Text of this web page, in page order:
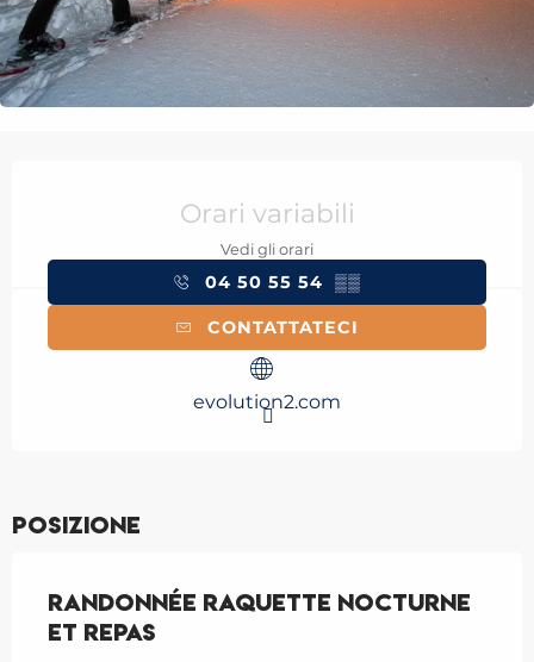
Orari variabili
Vedi gli orari
04 50 55 54 ▒▒
CONTATTATECI
evolution2.com
Posizione
Randonnée raquette nocturne
et repas